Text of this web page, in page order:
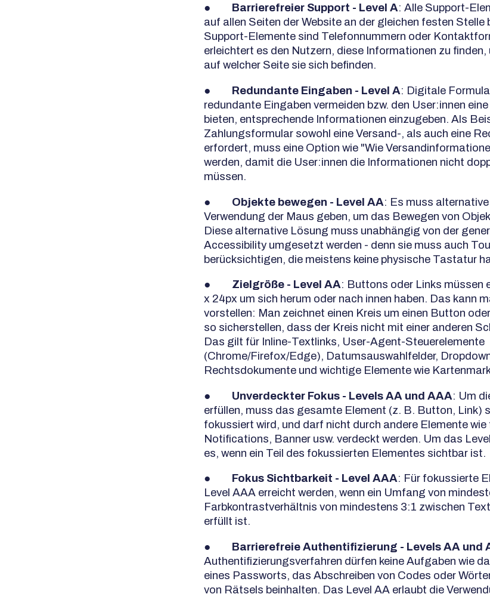
● Barrierefreier Support - Level A: Alle Support-
auf allen Seiten der Website an der gleichen festen Stelle
Support-Elemente sind Telefonnummern oder
erleichtert es den Nutzern, diese Informationen zu
auf welcher Seite sie sich befinden.
● Redundante Eingaben - Level A: Digitale
redundante Eingaben vermeiden bzw. den User:innen
bieten, entsprechende Informationen einzugeben. Als
Zahlungsformular sowohl eine Versand-, als auch eine
erfordert, muss eine Option wie "Wie
werden, damit die User:innen die Informationen nicht
müssen.
● Objekte bewegen - Level AA: Es muss
Verwendung der Maus geben, um das Bewegen von
Diese alternative Lösung muss unabhängig von der
Accessibility umgesetzt werden - denn sie muss auch
berücksichtigen, die meistens keine physische Tastatur
● Zielgröße - Level AA: Buttons oder Links müssen
x 24px um sich herum oder nach innen haben. Das kann
vorstellen: Man zeichnet einen Kreis um einen Button
so sicherstellen, dass der Kreis nicht mit einer anderen
Das gilt für Inline-Textlinks, User-Agent-Steuerelemente
(Chrome/Firefox/Edge), Datumsauswahlfelder,
Rechtsdokumente und wichtige Elemente wie
● Unverdeckter Fokus - Levels AA und AAA: Um
erfüllen, muss das gesamte Element (z. B. Button, Link)
fokussiert wird, und darf nicht durch andere Elemente wie
Notifications, Banner usw. verdeckt werden. Um das
es, wenn ein Teil des fokussierten Elementes sichtbar ist.
● Fokus Sichtbarkeit - Level AAA: Für fokussierte
Level AAA erreicht werden, wenn ein Umfang von
Farbkontrastverhältnis von mindestens 3:1 zwischen
erfüllt ist.
● Barrierefreie Authentifizierung - Levels AA und
Authentifizierungsverfahren dürfen keine Aufgaben wie
eines Passworts, das Abschreiben von Codes oder
von Rätsels beinhalten. Das Level AA erlaubt die